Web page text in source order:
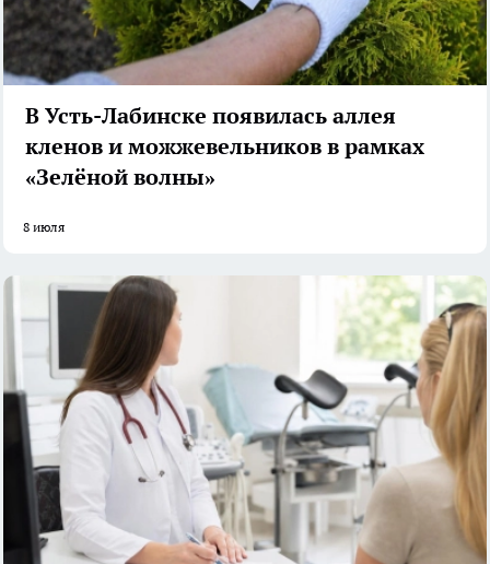
В Усть-Лабинске появилась аллея
кленов и можжевельников в рамках
«Зелёной волны»
8 июля